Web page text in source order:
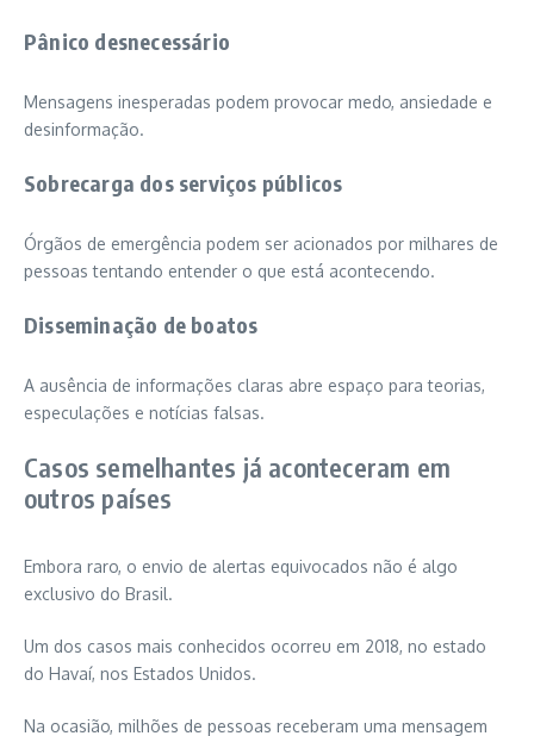
Pânico desnecessário
Mensagens inesperadas podem provocar medo, ansiedade e
desinformação.
Sobrecarga dos serviços públicos
Órgãos de emergência podem ser acionados por milhares de
pessoas tentando entender o que está acontecendo.
Disseminação de boatos
A ausência de informações claras abre espaço para teorias,
especulações e notícias falsas.
Casos semelhantes já aconteceram em
outros países
Embora raro, o envio de alertas equivocados não é algo
exclusivo do Brasil.
Um dos casos mais conhecidos ocorreu em 2018, no estado
do Havaí, nos Estados Unidos.
Na ocasião, milhões de pessoas receberam uma mensagem